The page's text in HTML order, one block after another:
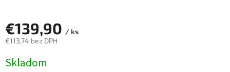
€139,90 / ks
€113,74 bez DPH
cena:
Skladom